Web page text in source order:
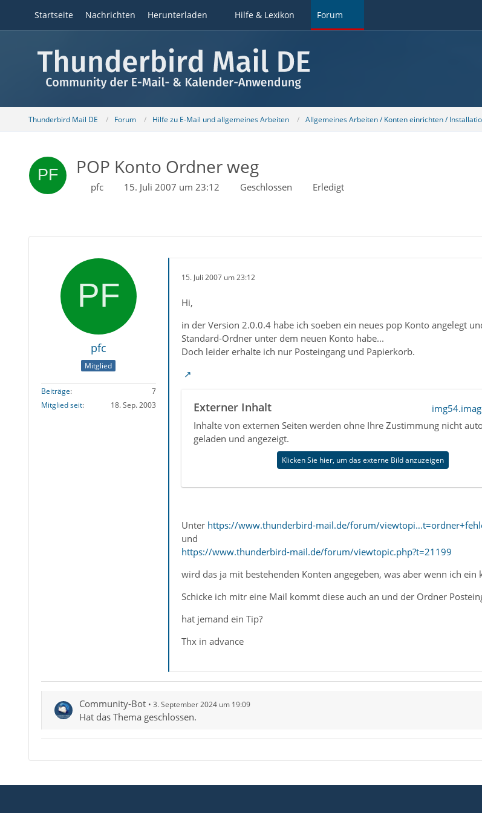
Startseite Nachrichten Herunterladen Hilfe & Lexikon Forum
Thunderbird Mail DE Forum Hilfe zu E-Mail und allgemeines Arbeiten Allgemeines Arbeiten / Konten einrichten /
POP Konto Ordner weg
pfc 15. Juli 2007 um 23:12 Geschlossen Erledigt
pfc
Mitglied
Beiträge
7
Mitglied seit
18. Sep. 2003
15. Juli 2007 um 23:12
Hi,
in der Version 2.0.0.4 habe ich soeben ein neues pop Konto angelegt
Standard-Ordner unter dem neuen Konto habe...
Doch leider erhalte ich nur Posteingang und Papierkorb.
Externer Inhalt
Inhalte von externen Seiten werden ohne Ihre Zustimmung nicht
geladen und angezeigt.
Klicken Sie hier, um das externe Bild anzuzeigen
Unter https://www.thunderbird-mail.de/forum/
und
https://www.thunderbird-mail.de/forum/viewtopic.php?t=21199
wird das ja mit bestehenden Konten angegeben, was aber wenn ich ein
Schicke ich mitr eine Mail kommt diese auch an und der Ordner
hat jemand ein Tip?
Thx in advance
Community-Bot 3. September 2024 um 19:09
Hat das Thema geschlossen.